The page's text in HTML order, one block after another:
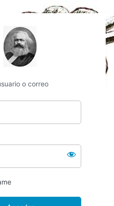
http://espai-
o correo